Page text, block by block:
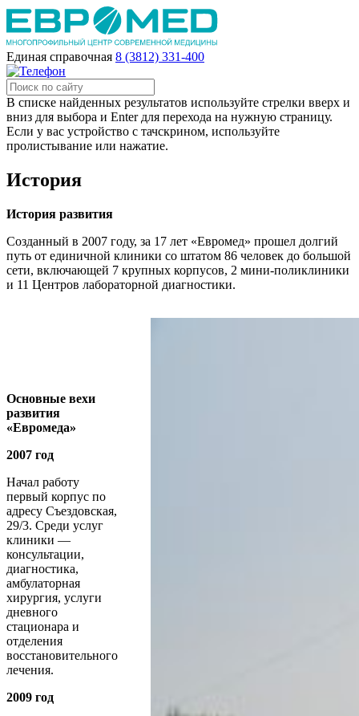
Единая справочная 8 (3812) 331-400
В списке найденных результатов используйте стрелки вверх и
вниз для выбора и Enter для перехода на нужную страницу.
Если у вас устройство с тачскрином, используйте
пролистывание или нажатие.
История
История развития
Созданный в 2007 году, за 17 лет «Евромед» прошел долгий
путь от единичной клиники со штатом 86 человек до большой
сети, включающей 7 крупных корпусов, 2 мини-поликлиники
и 11 Центров лабораторной диагностики.
Основные вехи
развития
«Евромеда»
2007 год
Начал работу
первый корпус по
адресу Съездовская,
29/3. Среди услуг
клиники —
консультации,
диагностика,
амбулаторная
хирургия, услуги
дневного
стационара и
отделения
восстановительного
лечения.
2009 год